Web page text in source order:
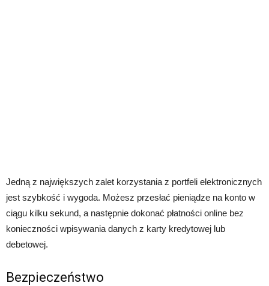
Jedną z największych zalet korzystania z portfeli elektronicznych
jest szybkość i wygoda. Możesz przesłać pieniądze na konto w
ciągu kilku sekund, a następnie dokonać płatności online bez
konieczności wpisywania danych z karty kredytowej lub
debetowej.
Bezpieczeństwo